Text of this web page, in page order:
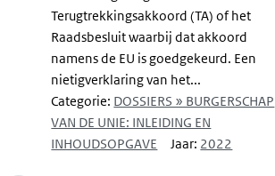
Terugtrekkingsakkoord (TA) of het
Raadsbesluit waarbij dat akkoord
namens de EU is goedgekeurd. Een
nietigverklaring van het...
Categorie: DOSSIERS » BURGERSCHAP
VAN DE UNIE: INLEIDING EN
INHOUDSOPGAVE
Jaar: 2022